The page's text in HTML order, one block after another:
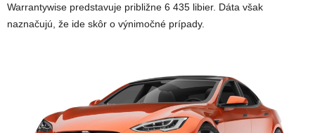
Warrantywise predstavuje približne 6 435 libier. Dáta však
naznačujú, že ide skôr o výnimočné prípady.